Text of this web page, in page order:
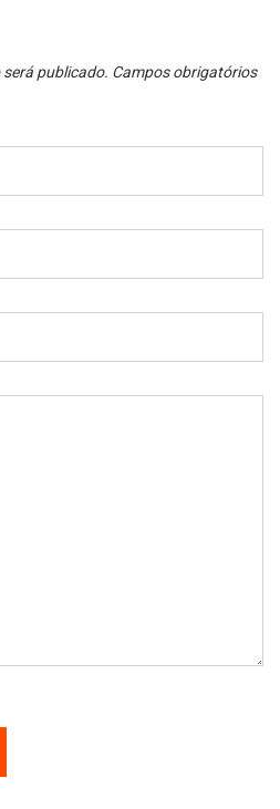
será publicado. Campos obrigatórios